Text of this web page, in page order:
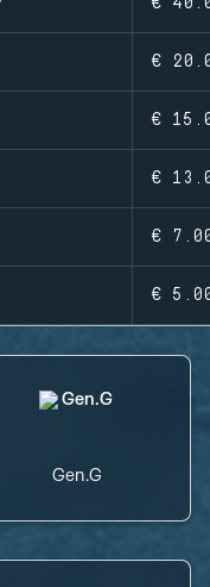
€
€
€
€
€
Gen.G